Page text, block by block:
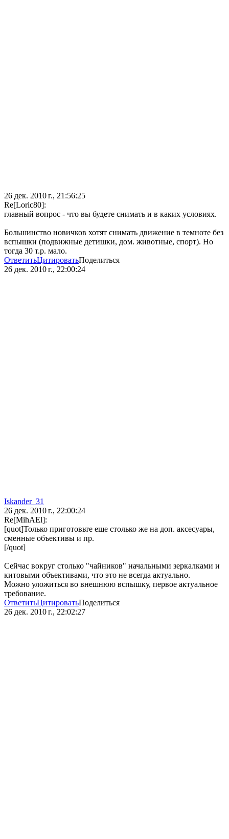
26 дек. 2010 г., 21:56:25
Re[Loric80]:
главный вопрос - что вы будете снимать и в каких условиях.
Большинство новичков хотят снимать движение в темноте без
вспышки (подвижные детишки, дом. животные, спорт). Но
тогда 30 т.р. мало.
ОтветитьЦитироватьПоделиться
26 дек. 2010 г., 22:00:24
Iskander_31
26 дек. 2010 г., 22:00:24
Re[MihAEl]:
[quot]Только приготовьте еще столько же на доп. аксесуары,
сменные объективы и пр.
[/quot]
Сейчас вокруг столько "чайников" начальными зеркалками и
китовыми объективами, что это не всегда актуально.
Можно уложиться во внешнюю вспышку, первое актуальное
требование.
ОтветитьЦитироватьПоделиться
26 дек. 2010 г., 22:02:27